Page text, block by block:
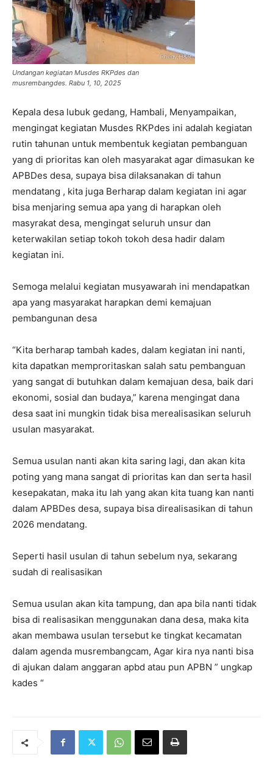
Undangan kegiatan Musdes RKPdes dan
musrembangdes. Rabu 1, 10, 2025
Kepala desa lubuk gedang, Hambali, Menyampaikan,
mengingat kegiatan Musdes RKPdes ini adalah kegiatan
rutin tahunan untuk membentuk kegiatan pembanguan
yang di prioritas kan oleh masyarakat agar dimasukan ke
APBDes desa, supaya bisa dilaksanakan di tahun
mendatang , kita juga Berharap dalam kegiatan ini agar
bisa menjaring semua apa yang di harapkan oleh
masyrakat desa, mengingat seluruh unsur dan
keterwakilan setiap tokoh tokoh desa hadir dalam
kegiatan ini.
Semoga melalui kegiatan musyawarah ini mendapatkan
apa yang masyarakat harapkan demi kemajuan
pembangunan desa
“Kita berharap tambah kades, dalam kegiatan ini nanti,
kita dapatkan memproritaskan salah satu pembanguan
yang sangat di butuhkan dalam kemajuan desa, baik dari
ekonomi, sosial dan budaya,” karena mengingat dana
desa saat ini mungkin tidak bisa merealisasikan seluruh
usulan masyarakat.
Semua usulan nanti akan kita saring lagi, dan akan kita
poting yang mana sangat di prioritas kan dan serta hasil
kesepakatan, maka itu lah yang akan kita tuang kan nanti
dalam APBDes desa, supaya bisa direalisasikan di tahun
2026 mendatang.
Seperti hasil usulan di tahun sebelum nya, sekarang
sudah di realisasikan
Semua usulan akan kita tampung, dan apa bila nanti tidak
bisa di realisasikan menggunakan dana desa, maka kita
akan membawa usulan tersebut ke tingkat kecamatan
dalam agenda musrembangcam, Agar kira nya nanti bisa
di ajukan dalam anggaran apbd atau pun APBN ” ungkap
kades “